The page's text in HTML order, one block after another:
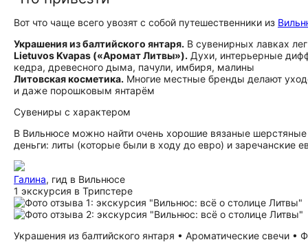
Вот что чаще всего увозят с собой путешественники из
Украшения из балтийского янтаря. В сувенирных лавках
Lietuvos Kvapas («Аромат Литвы»). Духи, интерьерные
кедра, древесного дыма, пачули, имбиря, малины
Литовская косметика. Многие местные бренды делают
и даже порошковым янтарём
Сувениры с характером
В Вильнюсе можно найти очень хорошие вязаные
деньги: литы (которые были в ходу до евро) и заречанские
Галина, гид в Вильнюсе
1 экскурсия в Трипстере
Украшения из балтийского янтаря • Ароматические свечи •